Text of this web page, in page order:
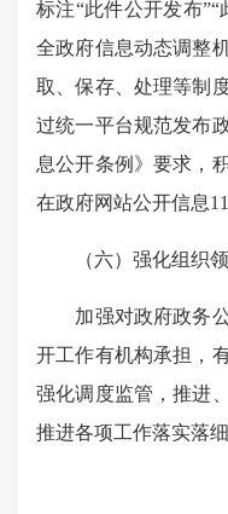
标注“此件公开发布
全政府信息动态调整
取、保存、处理等制
过统一平台规范发布
息公开条例》要求，
在政府网站公开信息11
（六）强化组织
加强对政府政务
开工作有机构承担，
强化调度监管，推进
推进各项工作落实落细